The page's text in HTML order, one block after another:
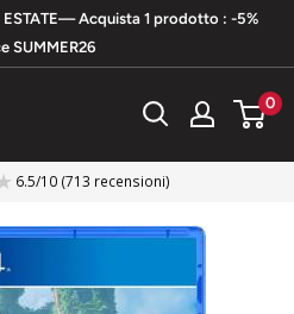
Acquista 1 prodotto : -5%
SUMMER26
0